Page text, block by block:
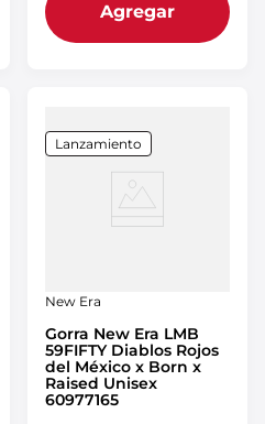
Agregar
Lanzamiento
New Era
Gorra New Era LMB
59FIFTY Diablos Rojos
del México x Born x
Raised Unisex
60977165